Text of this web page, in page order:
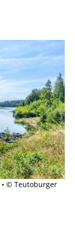
© Teutoburger